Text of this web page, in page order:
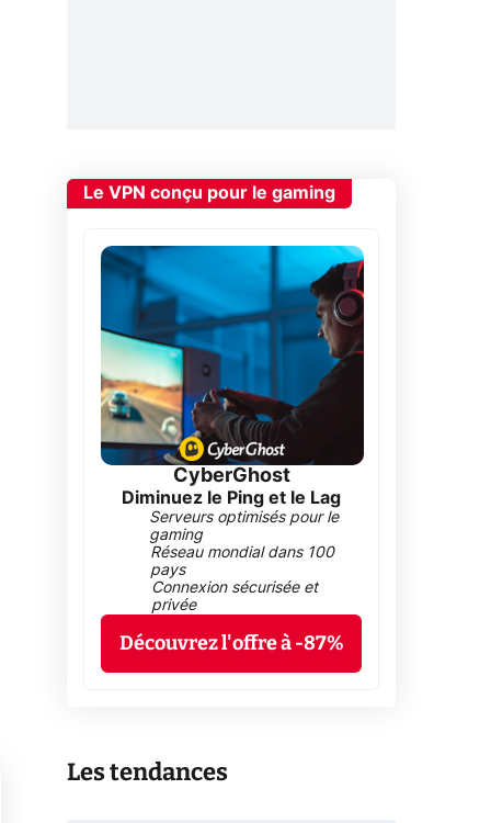
Le VPN conçu pour le gaming
CyberGhost
Diminuez le Ping et le Lag
Serveurs optimisés pour le
gaming
Réseau mondial dans 100
pays
Connexion sécurisée et
privée
Découvrez l'offre à -87%
Les tendances